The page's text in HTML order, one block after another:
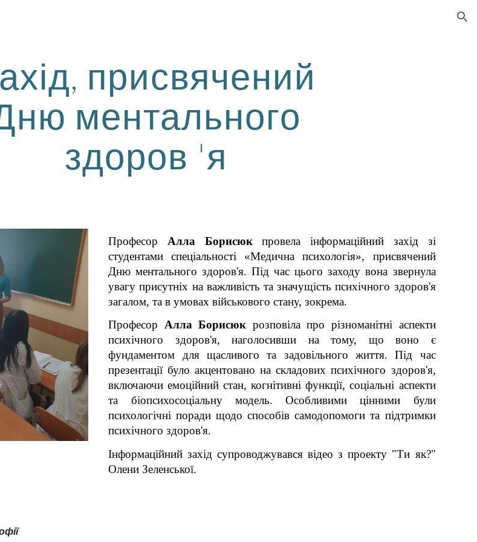
присвячений
ментального
здоров 'я
Професор Алла Борисюкпровела інформаційний захід зі
студентами спеціальності «Медична психологія», присвячений
Дню ментального здоров'я. Під час цього заходу вона звернула
увагу присутніх на важливість та значущість психічного здоров'я
загалом, та в умовах військового стану, зокрема.
Професор Алла Борисюк розповіла про різноманітні аспекти
психічного здоров'я, наголосивши на тому, що воно є
фундаментом для щасливого та задовільного життя. Під час
презентації було акцентовано на складових психічного здоров'я,
включаючи емоційний стан, когнітивні функції, соціальні аспекти
та біопсихосоціальну модель. Особливими цінними були
психологічні поради щодо способів самодопомоги та підтримки
психічного здоров'я.
Інформаційний захід супроводжувався відео з проекту "Ти як?"
Олени Зеленської.